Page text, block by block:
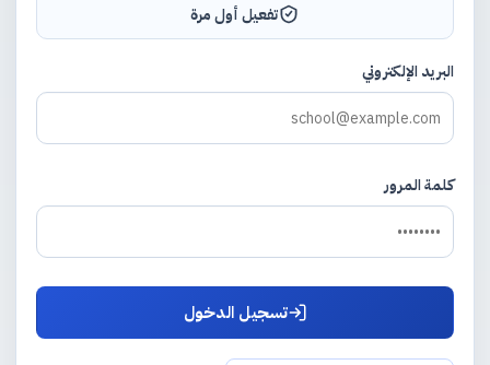
تفعيل أول مرة
البريد الإلكتروني
كلمة المرور
تسجيل الدخول